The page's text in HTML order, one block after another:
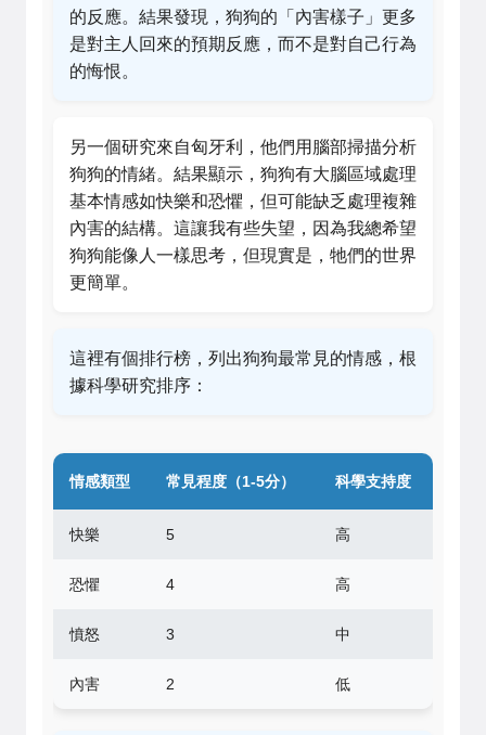
的反應。結果發現，狗狗的「內害樣子」更多
是對主人回來的預期反應，而不是對自己行為
的悔恨。
另一個研究來自匈牙利，他們用腦部掃描分析
狗狗的情緒。結果顯示，狗狗有大腦區域處理
基本情感如快樂和恐懼，但可能缺乏處理複雜
內害的結構。這讓我有些失望，因為我總希望
狗狗能像人一樣思考，但現實是，牠們的世界
更簡單。
這裡有個排行榜，列出狗狗最常見的情感，根
據科學研究排序：
情感類型 常見程度（1-5分） 科學支持度
快樂 5 高
恐懼 4 高
憤怒 3 中
內害 2 低